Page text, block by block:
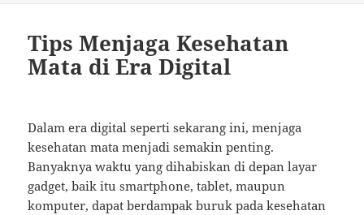
Tips Menjaga Kesehatan
Mata di Era Digital
Dalam era digital seperti sekarang ini, menjaga
kesehatan mata menjadi semakin penting.
Banyaknya waktu yang dihabiskan di depan layar
gadget, baik itu smartphone, tablet, maupun
komputer, dapat berdampak buruk pada kesehatan